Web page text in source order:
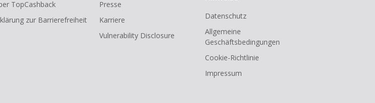
TopCashback
zur Barrierefreiheit
Presse
Karriere
Vulnerability Disclosure
Datenschutz
Allgemeine
Geschäftsbedingungen
Cookie-Richtlinie
Impressum